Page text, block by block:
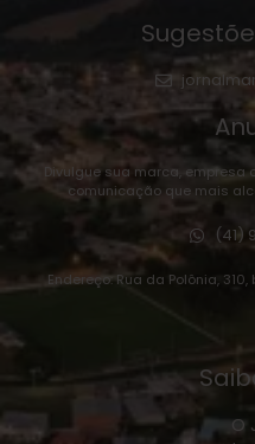
Divulgue sua marca,
comunicação que mais
(41)
Endereço: Rua da Polônia,
O